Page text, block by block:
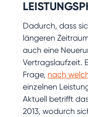
Dadurch, dass
längeren
auch eine
Vertragslaufzeit.
Frage, nach
einzelnen
Aktuell betrifft
2013, wodurch